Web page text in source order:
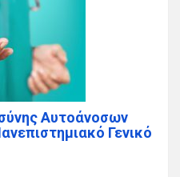
Αυτοάνοσων
Γενικό